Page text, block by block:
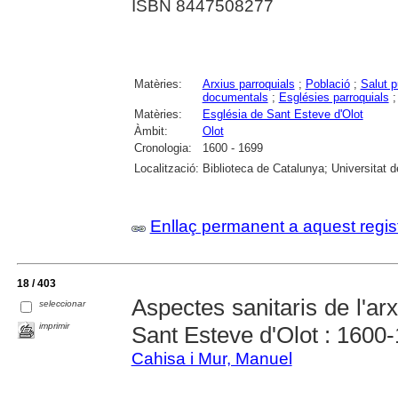
ISBN 8447508277
Matèries: Arxius parroquials ; Població; Salut
documentals ; Esglésies parroquials
Matèries:
Església de Sant Esteve d'Olot
Àmbit:
Olot
Cronologia:
1600 - 1699
Localització: Biblioteca de Catalunya; Universitat
Enllaç permanent a aquest
18 / 403
seleccionar
imprimir
Aspectes sanitaris de
Sant Esteve d'Olot :
Cahisa i Mur, Manuel